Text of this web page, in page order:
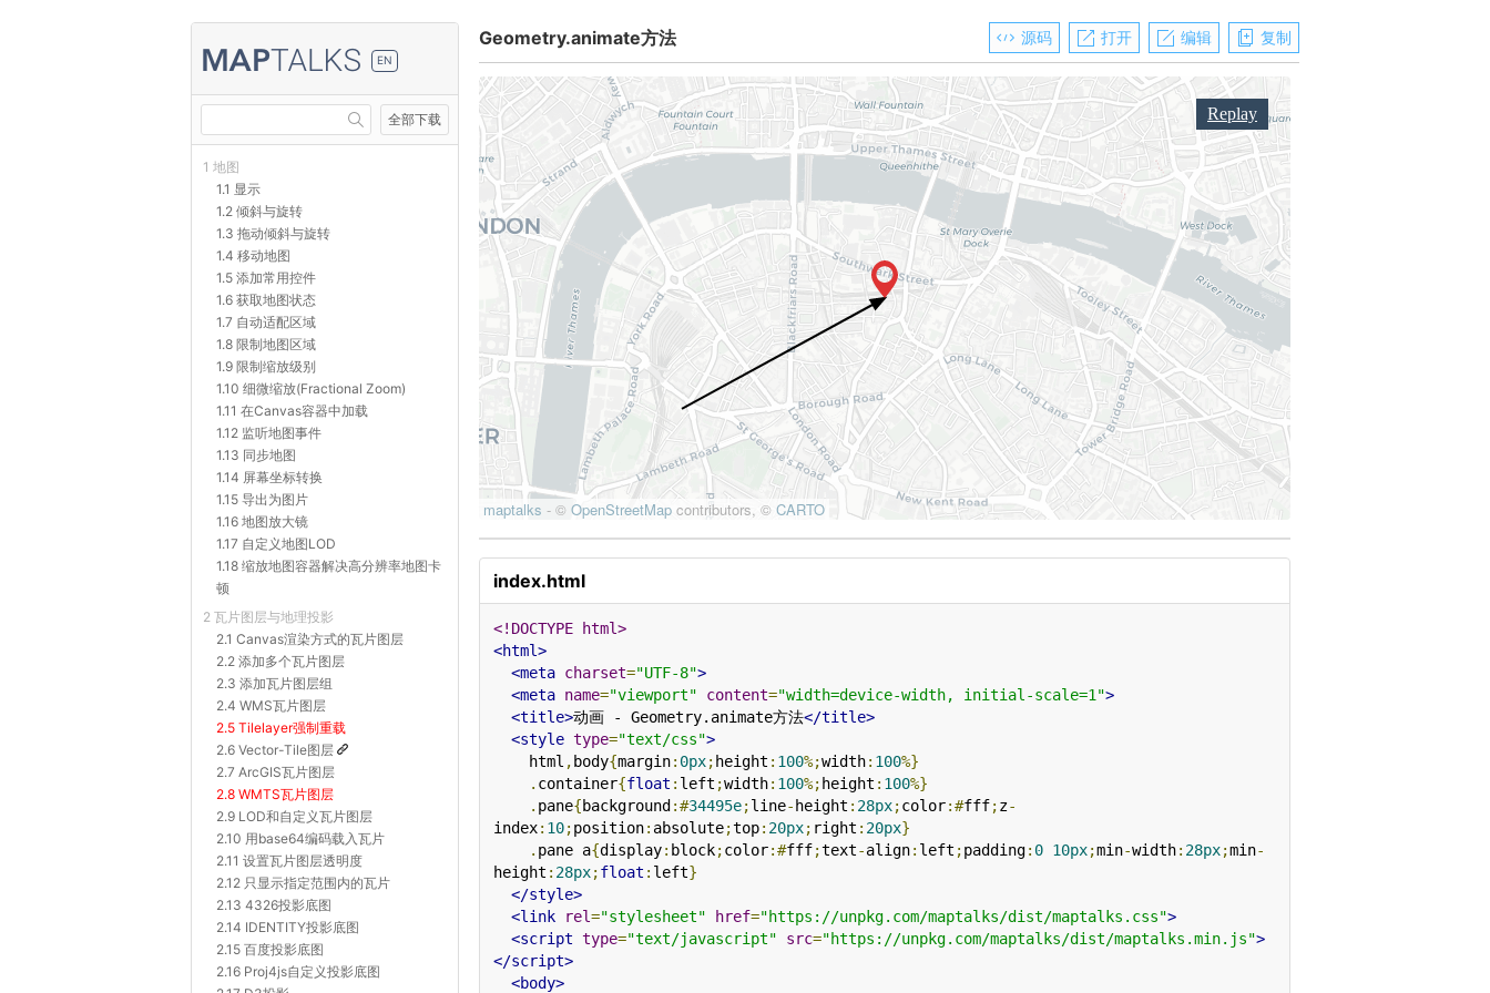
EN
全部下载
1 地图
1.1 显示
1.2 倾斜与旋转
1.3 拖动倾斜与旋转
1.4 移动地图
1.5 添加常用控件
1.6 获取地图状态
1.7 自动适配区域
1.8 限制地图区域
1.9 限制缩放级别
1.10 细微缩放(Fractional Zoom)
1.11 在Canvas容器中加载
1.12 监听地图事件
1.13 同步地图
1.14 屏幕坐标转换
1.15 导出为图片
1.16 地图放大镜
1.17 自定义地图LOD
1.18 缩放地图容器解决高分辨率地图卡
顿
2 瓦片图层与地理投影
2.1 Canvas渲染方式的瓦片图层
2.2 添加多个瓦片图层
2.3 添加瓦片图层组
2.4 WMS瓦片图层
2.5 Tilelayer强制重载
2.6 Vector-Tile图层
2.7 ArcGIS瓦片图层
2.8 WMTS瓦片图层
2.9 LOD和自定义瓦片图层
2.10 用base64编码载入瓦片
2.11 设置瓦片图层透明度
2.12 只显示指定范围内的瓦片
2.13 4326投影底图
2.14 IDENTITY投影底图
2.15 百度投影底图
2.16 Proj4js自定义投影底图
Geometry.animate方法 源码 打开 编辑 复制
index.html
<!DOCTYPE html>
<html>
<meta charset="UTF-8">
<meta name="viewport" content="width=device-width, initial-scale=1">
<title>动画 - Geometry.animate方法</title>
<style type="text/css">
    html
, body{margin: 0px; height : 100%;width: 100%}
. container{float : left ;width: 100%; height : 100%}
. pane{background :#34495e;line- height : 28px;color:#fff;z-
index: 10;position: absolute;top: 20px; right : 20px}
. pane a{display: block;color:#fff;text-align: left ;padding: 0 10px;min-width: 28px;min-
height : 28px;float : left}
</style>
<link
rel="stylesheet" href="https://unpkg.com/maptalks/dist/maptalks.css">
<script type="text/javascript" src="https://unpkg.com/maptalks/dist/maptalks.min.js">
</script>
<body>